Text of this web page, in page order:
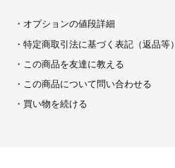
・オプションの値段詳細
・特定商取引法に基づく表記（返品等）
・この商品を友達に教える
・この商品について問い合わせる
・買い物を続ける